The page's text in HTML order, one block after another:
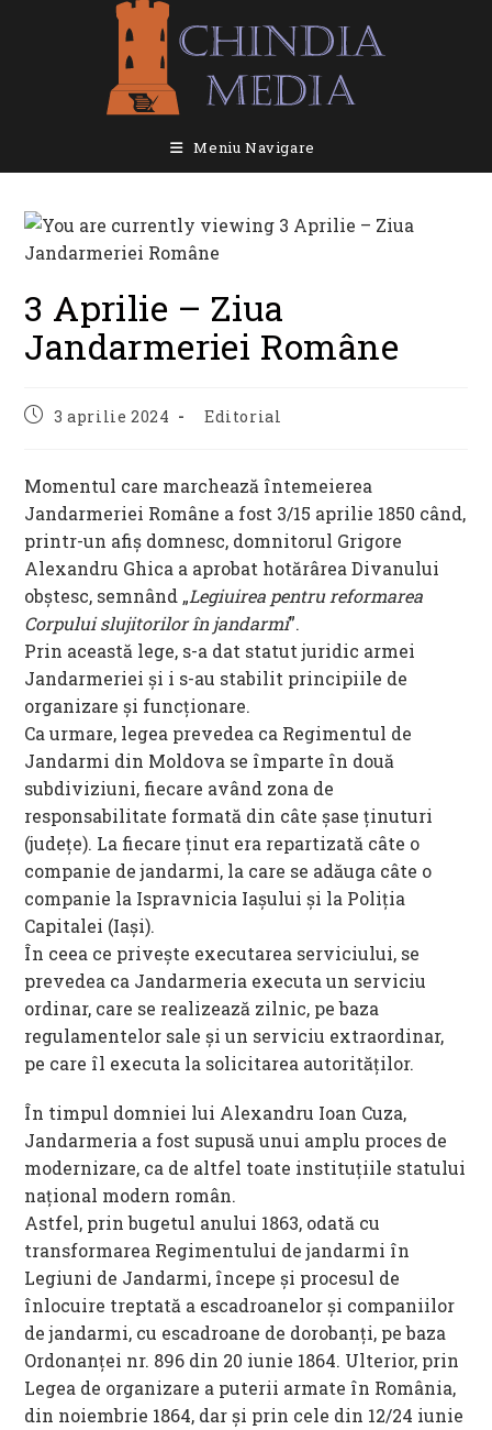
Meniu Navigare
3 Aprilie – Ziua
Jandarmeriei Române
Post3 aprilie 2024
Post
Editorial
Momentul care marchează întemeierea
Jandarmeriei Române a fost 3/15 aprilie 1850 când,
printr-un afiş domnesc, domnitorul Grigore
Alexandru Ghica a aprobat hotărârea Divanului
obştesc, semnând „Legiuirea pentru reformarea
Corpului slujitorilor în jandarmi”.
Prin această lege, s-a dat statut juridic armei
Jandarmeriei şi i s-au stabilit principiile de
organizare şi funcţionare.
Ca urmare, legea prevedea ca Regimentul de
Jandarmi din Moldova se împarte în două
subdiviziuni, fiecare având zona de
responsabilitate formată din câte şase ţinuturi
(judeţe). La fiecare ţinut era repartizată câte o
companie de jandarmi, la care se adăuga câte o
companie la Ispravnicia Iaşului şi la Poliţia
Capitalei (Iaşi).
În ceea ce priveşte executarea serviciului, se
prevedea ca Jandarmeria executa un serviciu
ordinar, care se realizează zilnic, pe baza
regulamentelor sale şi un serviciu extraordinar,
pe care îl executa la solicitarea autorităţilor.
În timpul domniei lui Alexandru Ioan Cuza,
Jandarmeria a fost supusă unui amplu proces de
modernizare, ca de altfel toate instituţiile statului
naţional modern român.
Astfel, prin bugetul anului 1863, odată cu
transformarea Regimentului de jandarmi în
Legiuni de Jandarmi, începe şi procesul de
înlocuire treptată a escadroanelor şi companiilor
de jandarmi, cu escadroane de dorobanţi, pe baza
Ordonanţei nr. 896 din 20 iunie 1864. Ulterior, prin
Legea de organizare a puterii armate în România,
din noiembrie 1864, dar şi prin cele din 12/24 iunie